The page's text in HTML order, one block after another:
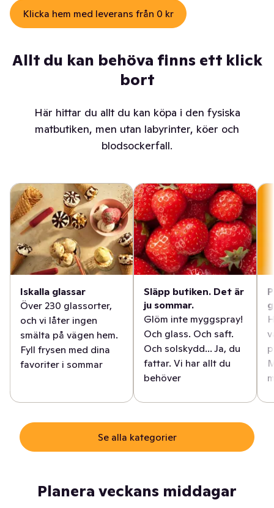
Klicka hem med leverans från 0 kr
Allt du kan behöva finns ett klick
bort
Här hittar du allt du kan köpa i den fysiska
matbutiken, men utan labyrinter, köer och
blodsockerfall.
Iskalla glassar
Över 230 glassorter,
och vi låter ingen
smälta på vägen hem.
Fyll frysen med dina
favoriter i sommar
Släpp butiken. Det är
ju sommar.
Glöm inte myggspray!
Och glass. Och saft.
Och solskydd... Ja, du
fattar. Vi har allt du
behöver
Se alla kategorier
Planera veckans middagar